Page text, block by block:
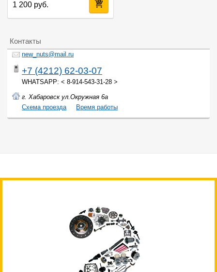
1 200 руб.
Контакты
new_nuts@mail.ru
+7 (4212) 62-03-07
WHATSAPP: < 8-914-543-31-28 >
г. Хабаровск ул.Окружная 6а
Cхема проезда
Время работы